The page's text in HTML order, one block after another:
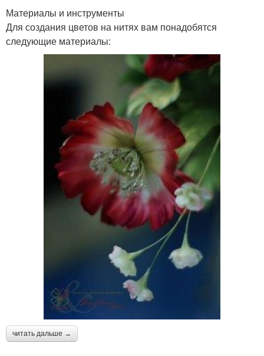
Материалы и инструменты
Для создания цветов на нитях вам понадобятся
следующие материалы:
читать дальше →